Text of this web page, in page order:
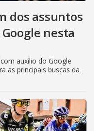
dos assuntos
nesta
auxílio do Google
as principais buscas da